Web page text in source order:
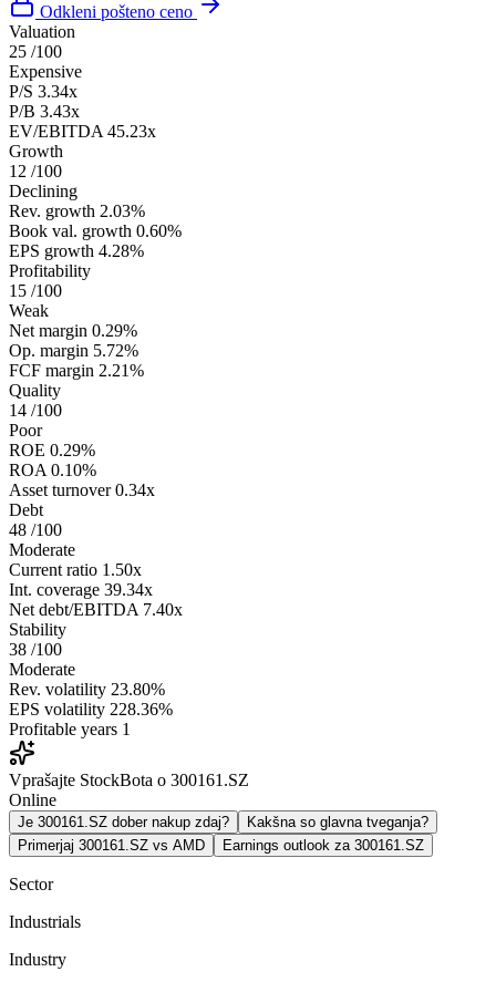
Odkleni pošteno ceno
Valuation
25 /100
Expensive
P/S 3.34x
P/B 3.43x
EV/EBITDA 45.23x
Growth
12 /100
Declining
Rev. growth 2.03%
Book val. growth 0.60%
EPS growth 4.28%
Profitability
15 /100
Weak
Net margin 0.29%
Op. margin 5.72%
FCF margin 2.21%
Quality
14 /100
Poor
ROE 0.29%
ROA 0.10%
Asset turnover 0.34x
Debt
48 /100
Moderate
Current ratio 1.50x
Int. coverage 39.34x
Net debt/EBITDA 7.40x
Stability
38 /100
Moderate
Rev. volatility 23.80%
EPS volatility 228.36%
Profitable years 1
Vprašajte StockBota o 300161.SZ
Online
Je 300161.SZ dober nakup zdaj?
Kakšna so glavna tveganja?
Primerjaj 300161.SZ vs AMD
Earnings outlook za 300161.SZ
Sector
Industrials
Industry